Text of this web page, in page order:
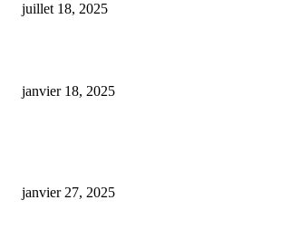
juillet 18, 2025
janvier 18, 2025
janvier 27, 2025